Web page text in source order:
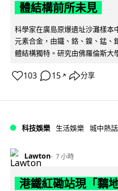
體結構前所未見
科學家在廣島原爆遺址沙灘樣本
元素合金，由鐵、鉻、鎳、錳、
體結構獨特。研究由佛羅倫斯大
103 15 ↗ 分享
科技娛樂 生活娛樂 城中熱話
Lawton 7 小時
港鐵紅磡站現「黐